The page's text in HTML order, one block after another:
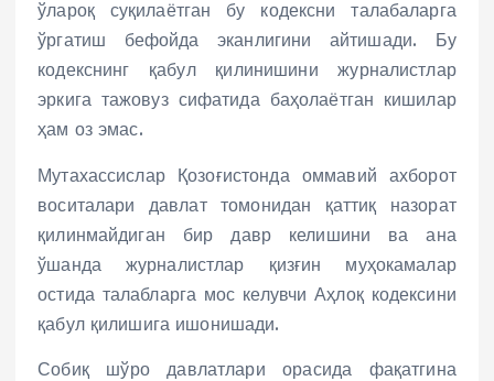
ўлароқ суқилаётган бу кодексни талабаларга
ўргатиш бефойда эканлигини айтишади. Бу
кодекснинг қабул қилинишини журналистлар
эркига тажовуз сифатида баҳолаётган кишилар
ҳам оз эмас.
Мутахассислар Қозоғистонда оммавий ахборот
воситалари давлат томонидан қаттиқ назорат
қилинмайдиган бир давр келишини ва ана
ўшанда журналистлар қизғин муҳокамалар
остида талабларга мос келувчи Аҳлоқ кодексини
қабул қилишига ишонишади.
Собиқ шўро давлатлари орасида фақатгина